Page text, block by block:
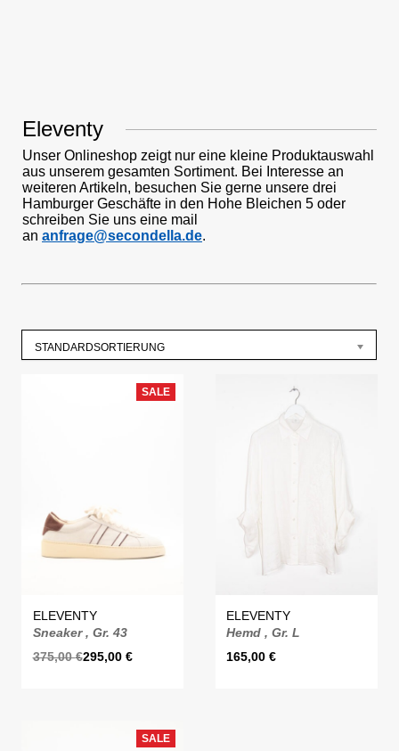
Eleventy
Unser Onlineshop zeigt nur eine kleine Produktauswahl
aus unserem gesamten Sortiment. Bei Interesse an
weiteren Artikeln, besuchen Sie gerne unsere drei
Hamburger Geschäfte in den Hohe Bleichen 5 oder
schreiben Sie uns eine mail
an anfrage@secondella.de.
STANDARDSORTIERUNG
SALE
ELEVENTY
Sneaker , Gr. 43
375,00€295,00 €
ELEVENTY
Hemd , Gr. L
165,00€
SALE